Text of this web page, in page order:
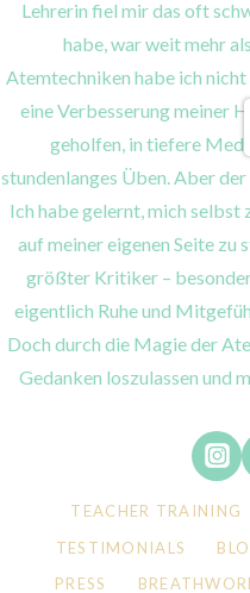
TEACHER TRAINING
TESTIMONIALS
PRESS